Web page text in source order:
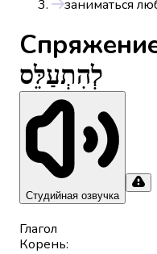
заниматься
לְהִתְעַלֵּס
Студийная озвучка
Глагол
Корень: